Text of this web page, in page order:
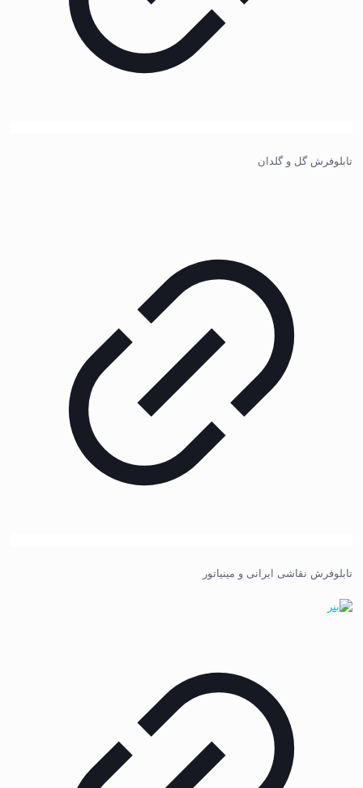
تابلوفرش گل و گلدان
تابلوفرش نقاشی ایرانی و مینیاتور